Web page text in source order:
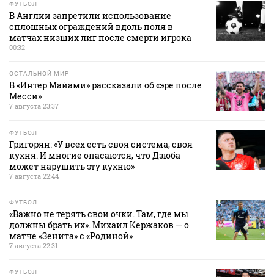
ФУТБОЛ
В Англии запретили использование
сплошных ограждений вдоль поля в
матчах низших лиг после смерти игрока
00:32
ОСТАЛЬНОЙ МИР
В «Интер Майами» рассказали об «эре после
Месси»
7 августа 23:37
ФУТБОЛ
Григорян: «У всех есть своя система, своя
кухня. И многие опасаются, что Дзюба
может нарушить эту кухню»
7 августа 22:44
ФУТБОЛ
«Важно не терять свои очки. Там, где мы
должны брать их». Михаил Кержаков — о
матче «Зенита» с «Родиной»
7 августа 22:31
ФУТБОЛ